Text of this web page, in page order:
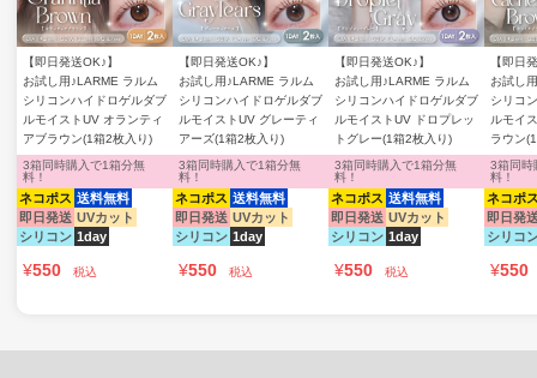
【即日発送OK♪】
お試し用♪LARME ラルム
シリコンハイドロゲルダブ
ルモイストUV オランティ
アブラウン(1箱2枚入り)
ネコポス 送料無料
即日発送 UVカット
シリコン 1day
3箱同時購入で1箱分無
料！
¥550 税込
【即日発送OK♪】
お試し用♪LARME ラルム
シリコンハイドロゲルダブ
ルモイストUV グレーティ
アーズ(1箱2枚入り)
ネコポス 送料無料
即日発送 UVカット
シリコン 1day
3箱同時購入で1箱分無
料！
¥550 税込
【即日発送OK♪】
お試し用♪LARME ラルム
シリコンハイドロゲルダブ
ルモイストUV ドロプレッ
トグレー(1箱2枚入り)
ネコポス 送料無料
即日発送 UVカット
シリコン 1day
3箱同時購入で1箱分無
料！
¥550 税込
【即日
お試し
シリコ
ルモイ
ラウン
ネコポ
即日発
シリコ
3箱同時
料！
¥550